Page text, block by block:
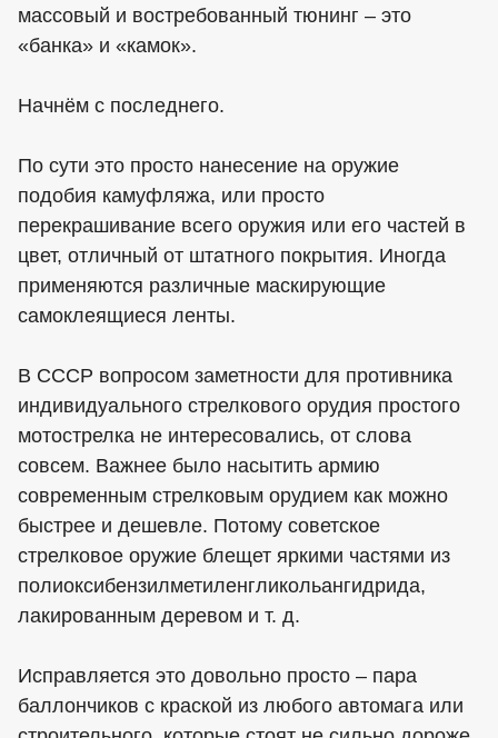
массовый и востребованный тюнинг – это
«банка» и «камок».
Начнём с последнего.
По сути это просто нанесение на оружие
подобия камуфляжа, или просто
перекрашивание всего оружия или его частей в
цвет, отличный от штатного покрытия. Иногда
применяются различные маскирующие
самоклеящиеся ленты.
В СССР вопросом заметности для противника
индивидуального стрелкового орудия простого
мотострелка не интересовались, от слова
совсем. Важнее было насытить армию
современным стрелковым орудием как можно
быстрее и дешевле. Потому советское
стрелковое оружие блещет яркими частями из
полиоксибензилметиленгликольангидрида,
лакированным деревом и т. д.
Исправляется это довольно просто – пара
баллончиков с краской из любого автомага или